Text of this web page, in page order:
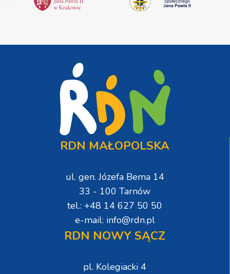
RDN MAŁOPOLSKA
ul. gen. Józefa Bema 14
33 - 100 Tarnów
tel.: +48 14 627 50 50
e-mail: info@rdn.pl
RDN NOWY SĄCZ
pl. Kolegiacki 4